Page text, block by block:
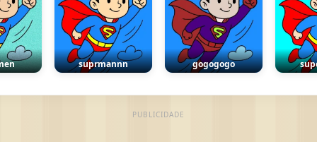
suprmannn gogogogo
PUBLICIDADE